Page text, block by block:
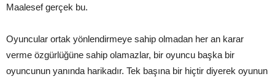
Maalesef gerçek bu.
Oyuncular ortak yönlendirmeye sahip olmadan her an karar
verme özgürlüğüne sahip olamazlar, bir oyuncu başka bir
oyuncunun yanında harikadır. Tek başına bir hiçtir diyerek oyunun